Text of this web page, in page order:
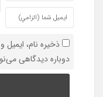
ذخیره نام،
دوباره دیدگاهی